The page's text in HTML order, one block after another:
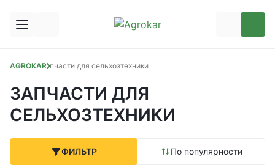
AGROKARЗапчасти для сельхозтехники
ЗАПЧАСТИ ДЛЯ
СЕЛЬХОЗТЕХНИКИ
ФИЛЬТР
По популярности